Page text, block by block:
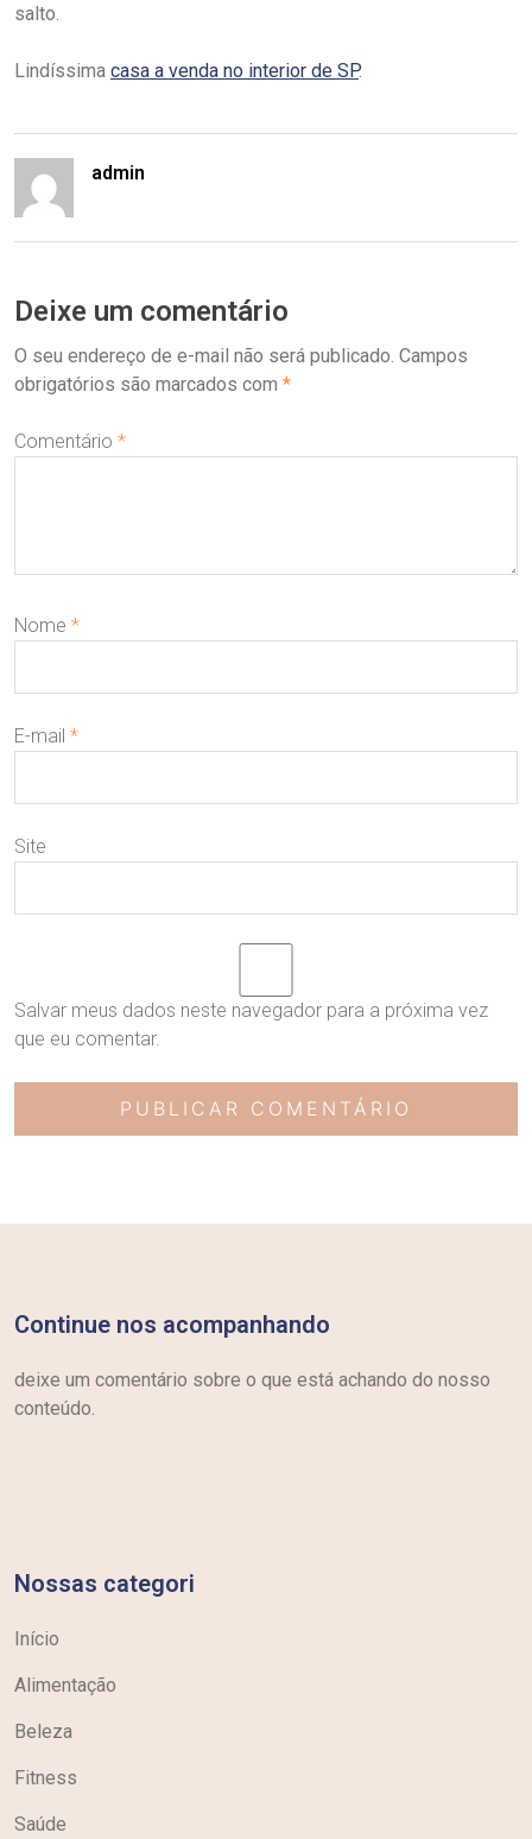
salto.
Lindíssima casa a venda no interior de SP.
admin
Deixe um comentário
O seu endereço de e-mail não será publicado. Campos
obrigatórios são marcados com *
Comentário *
Nome *
E-mail *
Site
Salvar meus dados neste navegador para a próxima vez
que eu comentar.
Continue nos acompanhando
deixe um comentário sobre o que está achando do nosso
conteúdo.
Nossas categori
Início
Alimentação
Beleza
Fitness
Saúde